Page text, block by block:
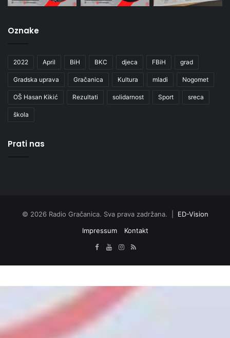
Oznake
2022 April BiH BKC djeca FBiH grad
Gradska uprava Gračanica Kultura mladi Nogomet
OŠ Hasan Kikić Rezultati solidarnost Sport sreca
škola
Prati nas
© 2026 Radio Gračanica. Sva prava zadržana. | ED-Vision
Impressum
Kontakt